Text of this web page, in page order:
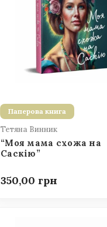
Паперова книга
Тетяна Винник
“Моя мама схожа на
Саскію”
350,00